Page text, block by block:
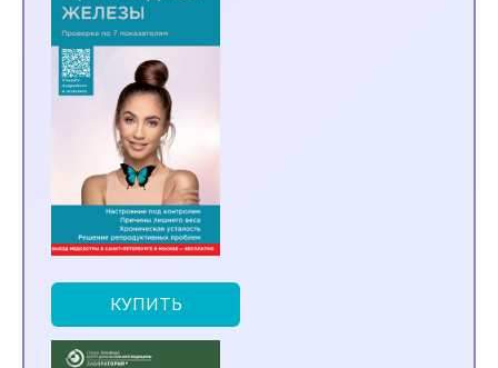
КУПИТЬ